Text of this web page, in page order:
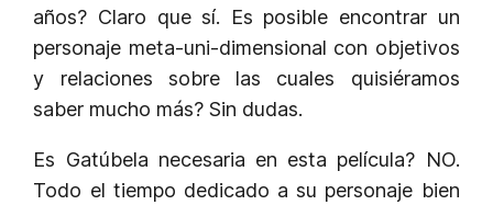
años? Claro que sí. Es posible encontrar un
personaje meta-uni-dimensional con objetivos
y relaciones sobre las cuales quisiéramos
saber mucho más? Sin dudas.
Es Gatúbela necesaria en esta película? NO.
Todo el tiempo dedicado a su personaje bien